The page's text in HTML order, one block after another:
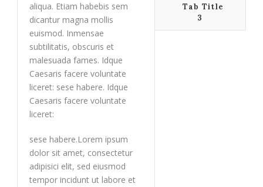
Tab Title
3
aliqua. Etiam habebis sem
dicantur magna mollis
euismod. Inmensae
subtilitatis, obscuris et
malesuada fames. Idque
Caesaris facere voluntate
liceret: sese habere. Idque
Caesaris facere voluntate
liceret:
sese habere.Lorem ipsum
dolor sit amet, consectetur
adipisici elit, sed eiusmod
tempor incidunt ut labore et